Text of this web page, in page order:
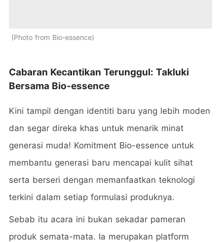
Photo from Bio-essence
Cabaran Kecantikan Terunggul: Takluki
Bersama Bio-essence
Kini tampil dengan identiti baru yang lebih moden
dan segar direka khas untuk menarik minat
generasi muda! Komitment Bio-essence untuk
membantu generasi baru mencapai kulit sihat
serta berseri dengan memanfaatkan teknologi
terkini dalam setiap formulasi produknya.
Sebab itu acara ini bukan sekadar pameran
produk semata-mata. Ia merupakan platform